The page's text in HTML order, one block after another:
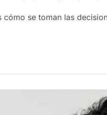
se toman las